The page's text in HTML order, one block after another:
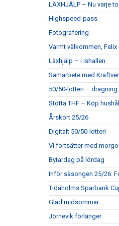
LÄXHJÄLP – Nu varje
Highspeed-pass
Fotografering
Varmt välkommen, Felix
Läxhjälp – i ishallen
Samarbete med
50/50-lotteri – dragning
Stötta THF – Köp
Årskort 25/26
Digitalt 50/50-lotteri
Vi fortsätter med
Bytardag på lördag
Inför säsongen 25/26:
Tidaholms Sparbank
Glad midsommar
Jörnevik förlänger